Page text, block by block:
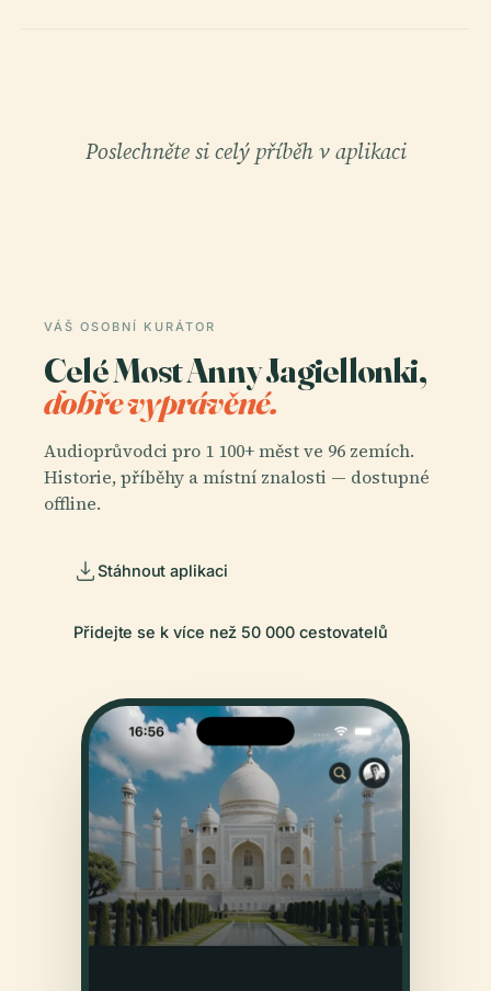
Poslechněte si celý příběh v aplikaci
VÁŠ OSOBNÍ KURÁTOR
Celé Most Anny Jagiellonki,
dobře vyprávěné.
Audioprůvodci pro 1 100+ měst ve 96 zemích.
Historie, příběhy a místní znalosti — dostupné
offline.
Stáhnout aplikaci
Přidejte se k více než 50 000 cestovatelů